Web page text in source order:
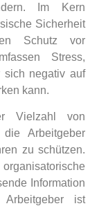
Im Kern
Sicherheit
Schutz vor
Stress,
sich negativ auf
kann.
Vielzahl von
Arbeitgeber
zu schützen.
Information
ist